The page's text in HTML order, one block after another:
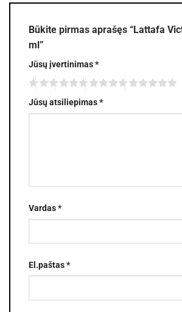
Būkite pirmas aprašęs “Lattafa
ml”
Jūsų įvertinimas*
Jūsų atsiliepimas*
Vardas*
El.paštas*